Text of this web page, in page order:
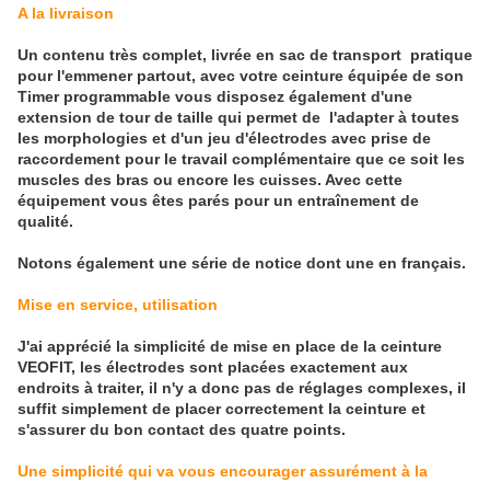
A la livraison
Un contenu très complet, livrée en sac de transport pratique
pour l'emmener partout, avec votre ceinture équipée de son
Timer programmable vous disposez également d'une
extension de tour de taille qui permet de l'adapter à toutes
les morphologies et d'un jeu d'électrodes avec prise de
raccordement pour le travail complémentaire que ce soit les
muscles des bras ou encore les cuisses. Avec cette
équipement vous êtes parés pour un entraînement de
qualité.
Notons également une série de notice dont une en français.
Mise en service, utilisation
J'ai apprécié la simplicité de mise en place de la ceinture
VEOFIT, les électrodes sont placées exactement aux
endroits à traiter, il n'y a donc pas de réglages complexes, il
suffit simplement de placer correctement la ceinture et
s'assurer du bon contact des quatre points.
Une simplicité qui va vous encourager assurément à la